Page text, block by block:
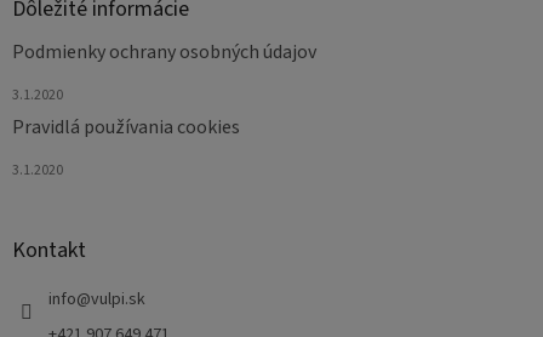
Dôležité informácie
Podmienky ochrany osobných údajov
3.1.2020
Pravidlá používania cookies
3.1.2020
Kontakt
info@vulpi.sk